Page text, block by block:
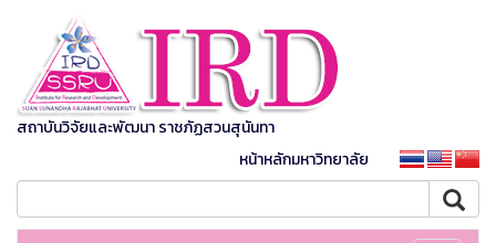
สถาบันวิจัยและพัฒนา ราชภัฏสวนสุนันทา
หน้าหลักมหาวิทยาลัย